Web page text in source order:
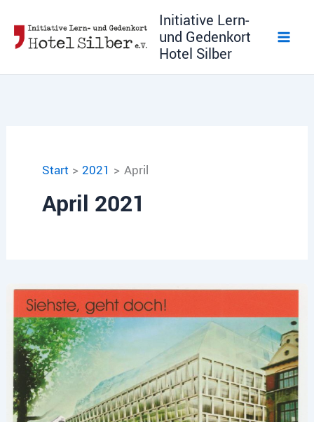
Inhalt
springen
Initiative Lern-
und Gedenkort
Hotel Silber
Start 2021 April
April 2021